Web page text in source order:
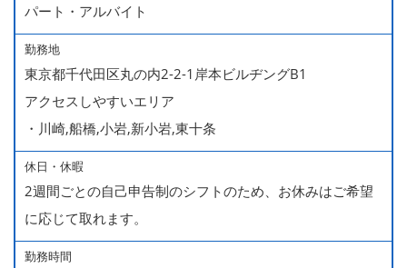
パート・アルバイト
勤務地
東京都千代田区丸の内2-2-1岸本ビルヂングB1
アクセスしやすいエリア
・川崎,船橋,小岩,新小岩,東十条
休日・休暇
2週間ごとの自己申告制のシフトのため、お休みはご希望
に応じて取れます。
勤務時間